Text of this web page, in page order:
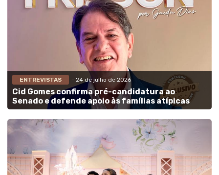
ENTREVISTAS - 24 de julho de 2026
Cid Gomes confirma pré-candidatura ao
Senado e defende apoio às famílias atípicas